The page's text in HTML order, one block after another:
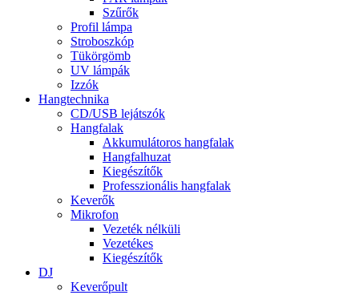
Szűrők
Profil lámpa
Stroboszkóp
Tükörgömb
UV lámpák
Izzók
Hangtechnika
CD/USB lejátszók
Hangfalak
Akkumulátoros hangfalak
Hangfalhuzat
Kiegészítők
Professzionális hangfalak
Keverők
Mikrofon
Vezeték nélküli
Vezetékes
Kiegészítők
DJ
Keverőpult